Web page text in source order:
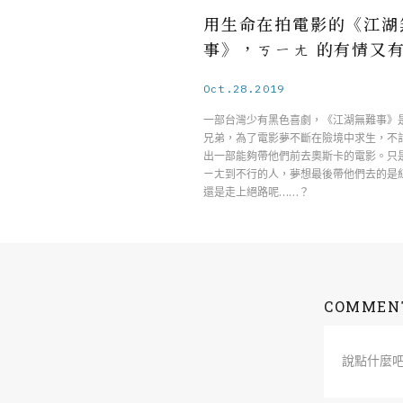
用生命在拍電影的《江
事》，ㄎㄧㄤ 的有情又
Oct.28.2019
一部台灣少有黑色喜劇，《江湖無難事》
兄弟，為了電影夢不斷在險境中求生，不
出一部能夠帶他們前去奧斯卡的電影。只
ㄧㄤ到不行的人，夢想最後帶他們去的是
還是走上絕路呢……？
說點什麼